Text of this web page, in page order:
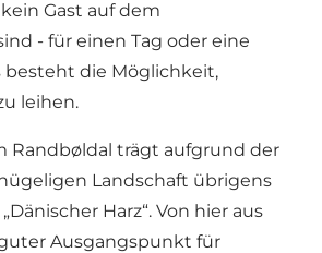
Gast auf dem
- für einen Tag oder eine
besteht die Möglichkeit,
leihen.
Randbøldal trägt aufgrund der
Landschaft übrigens
Harz“. Von hier aus
Ausgangspunkt für